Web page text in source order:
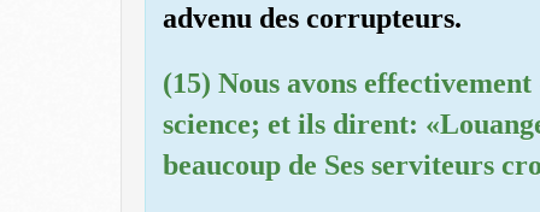
advenu des corrupteurs.
(15) Nous avons
science; et ils dirent:
beaucoup de Ses serviteurs